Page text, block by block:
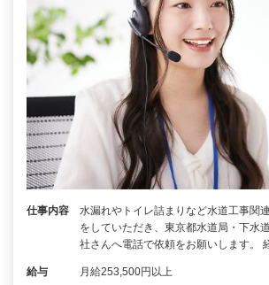
仕事内容
水漏れやトイレ詰まりなど水道工事関
をしていただき、東京都水道局・下水
社さんへ電話で依頼をお願いします。
給与 月給253,500円以上